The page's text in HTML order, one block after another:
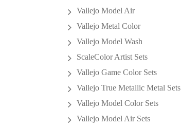
Vallejo Model Air
Vallejo Metal Color
Vallejo Model Wash
ScaleColor Artist Sets
Vallejo Game Color Sets
Vallejo True Metallic Metal Sets
Vallejo Model Color Sets
Vallejo Model Air Sets